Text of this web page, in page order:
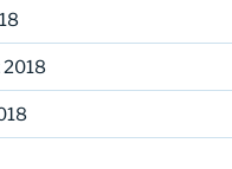
2018